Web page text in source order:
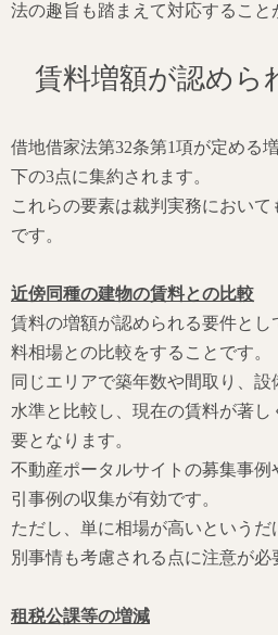
法の趣旨も踏まえて対応すること
賃料増額が認めら
借地借家法第32条第1項が定める
下の3点に集約されます。
これらの要素は裁判実務におい
です。
近傍同種の建物の賃料との比較
賃料の増額が認められる要件と
料相場との比較をすることです。
同じエリアで築年数や間取り、
水準と比較し、現在の賃料が著
要となります。
不動産ポータルサイトの募集事例
引事例の収集が有効です。
ただし、単に相場が高いというだ
別事情も考慮される点に注意が必
租税公課等の増減